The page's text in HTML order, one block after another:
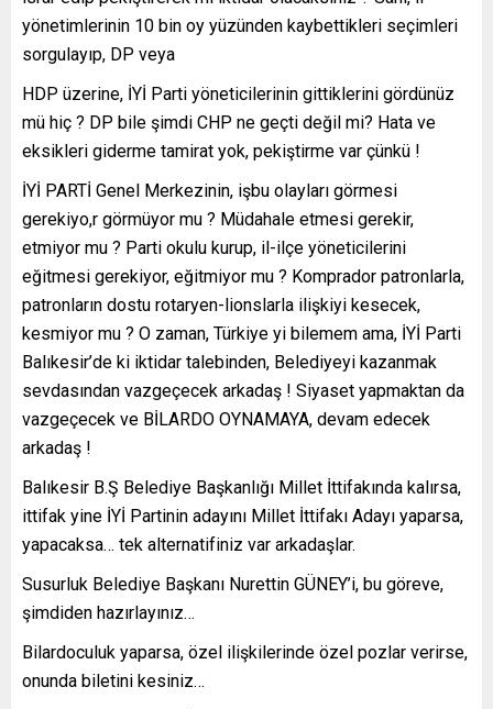
yönetimlerinin 10 bin oy yüzünden kaybettikleri seçimleri
sorgulayıp, DP veya
HDP üzerine, İYİ Parti yöneticilerinin gittiklerini gördünüz
mü hiç ? DP bile şimdi CHP ne geçti değil mi? Hata ve
eksikleri giderme tamirat yok, pekiştirme var çünkü !
İYİ PARTİ Genel Merkezinin, işbu olayları görmesi
gerekiyo,r görmüyor mu ? Müdahale etmesi gerekir,
etmiyor mu ? Parti okulu kurup, il-ilçe yöneticilerini
eğitmesi gerekiyor, eğitmiyor mu ? Komprador patronlarla,
patronların dostu rotaryen-lionslarla ilişkiyi kesecek,
kesmiyor mu ? O zaman, Türkiye yi bilemem ama, İYİ Parti
Balıkesir’de ki iktidar talebinden, Belediyeyi kazanmak
sevdasından vazgeçecek arkadaş ! Siyaset yapmaktan da
vazgeçecek ve BİLARDO OYNAMAYA, devam edecek
arkadaş !
Balıkesir B.Ş Belediye Başkanlığı Millet İttifakında kalırsa,
ittifak yine İYİ Partinin adayını Millet İttifakı Adayı yaparsa,
yapacaksa… tek alternatifiniz var arkadaşlar.
Susurluk Belediye Başkanı Nurettin GÜNEY’i, bu göreve,
şimdiden hazırlayınız…
Bilardoculuk yaparsa, özel ilişkilerinde özel pozlar verirse,
onunda biletini kesiniz…